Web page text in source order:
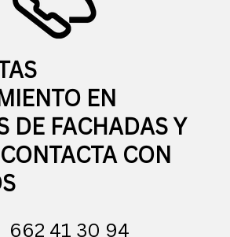
EN
DE FACHADAS Y
CON
662 41 30 94